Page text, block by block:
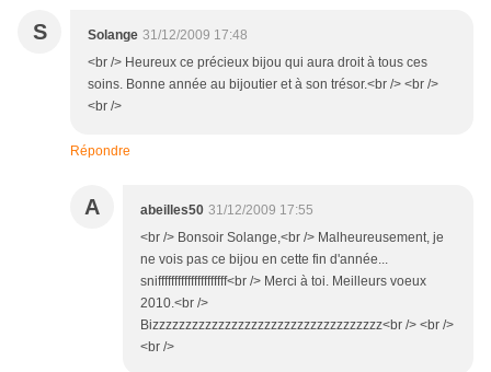
S Solange 31/12/2009 17:48
<br /> Heureux ce précieux bijou qui aura droit à tous ces
soins. Bonne année au bijoutier et à son trésor.<br /> <br />
<br />
Répondre
A abeilles50 31/12/2009 17:55
<br /> Bonsoir Solange,<br /> Malheureusement, je
ne vois pas ce bijou en cette fin d'année...
snifffffffffffffffffffff<br /> Merci à toi. Meilleurs voeux
2010.<br />
Bizzzzzzzzzzzzzzzzzzzzzzzzzzzzzzzzzzz<br /> <br />
<br />